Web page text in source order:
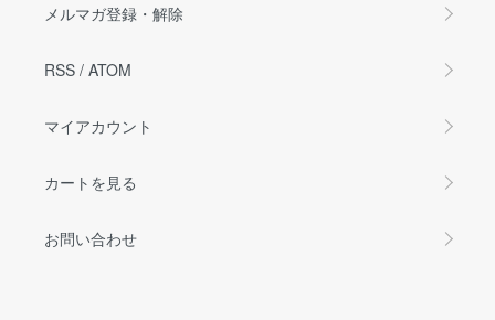
メルマガ登録・解除
RSS / ATOM
マイアカウント
カートを見る
お問い合わせ